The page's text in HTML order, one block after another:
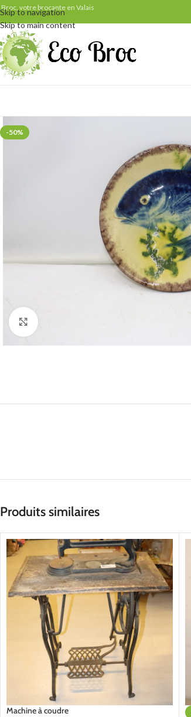
Skip to navigation
Skip to main content
Broc, votre brocante en Valais
-50%
Produits similaires
Machine à coudre